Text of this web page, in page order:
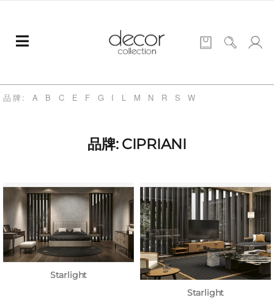
品牌: A B C E F G I L M N R S W
品牌: CIPRIANI
Starlight
Starlight